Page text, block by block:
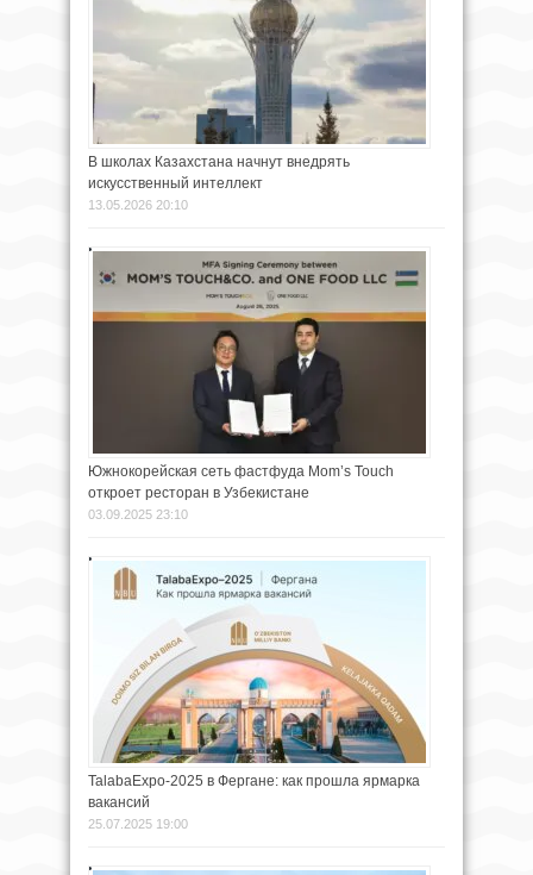
В школах Казахстана начнут внедрять
искусственный интеллект
13.05.2026 20:10
Южнокорейская сеть фастфуда Mom’s Touch
откроет ресторан в Узбекистане
03.09.2025 23:10
TalabaExpo-2025 в Фергане: как прошла ярмарка
вакансий
25.07.2025 19:00